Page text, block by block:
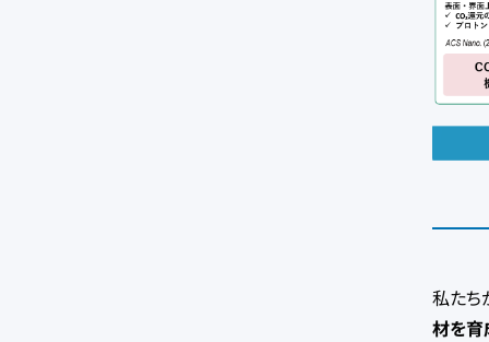
私たち
材を育